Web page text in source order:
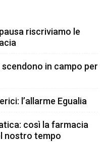
riscriviamo le
in campo per
l’allarme Egualia
così la farmacia
nostro tempo